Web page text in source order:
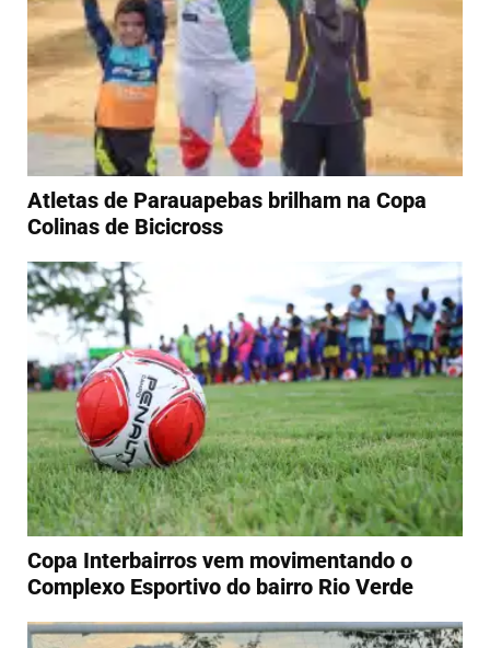
Atletas de Parauapebas brilham na Copa
Colinas de Bicicross
Copa Interbairros vem movimentando o
Complexo Esportivo do bairro Rio Verde